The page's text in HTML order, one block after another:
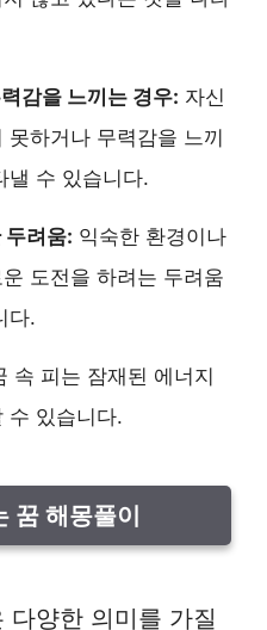
감을 느끼는 경우: 자신
못하거나 무력감을 느끼
낼 수 있습니다.
두려움: 익숙한 환경이나
도전을 하려는 두려움
다.
속 피는 잠재된 에너지
수 있습니다.
꿈 해몽풀이
다양한 의미를 가질